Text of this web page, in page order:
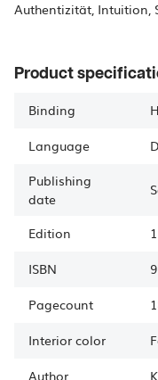
Product
Binding
Language
Publishing
date
Edition
1
ISBN
Pagecount
Interior color
Author